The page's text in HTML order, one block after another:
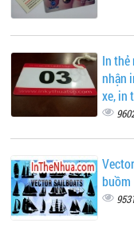
In thẻ
nhận
xe, in
buồm